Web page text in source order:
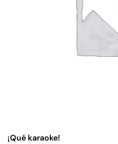
¡Qué karaoke!